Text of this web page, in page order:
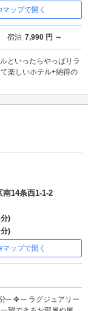
ップで開く
宿泊 7,990 円 ～
といったらやっぱりラ
楽しいホテル+納得の
うち4.5
14条西1-1-2
)
)
ップで開く
─ ✥ ─ ラグジュアリー